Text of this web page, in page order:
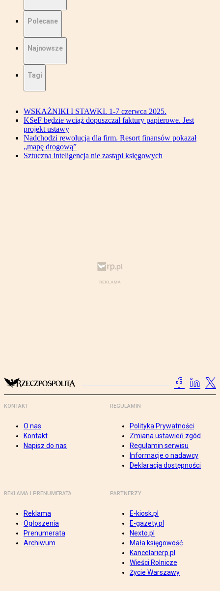
Polecane
Najnowsze
Tagi
WSKAŻNIKI I STAWKI. 1-7 czerwca 2025.
KSeF będzie wciąż dopuszczał faktury papierowe. Jest
projekt ustawy
Nadchodzi rewolucja dla firm. Resort finansów pokazał
„mapę drogową”
Sztuczna inteligencja nie zastąpi księgowych
KONTAKT
O nas
Kontakt
Napisz do nas
REGULAMIN
Polityka Prywatności
Zmiana ustawień zgód
Regulamin serwisu
Informacje o nadawcy
Deklaracja dostępności
REKLAMA I PRENUMERATA
Reklama
Ogłoszenia
Prenumerata
Archiwum
PARTNERZY
E-kiosk.pl
E-gazety.pl
Nexto.pl
Mała księgowość
Kancelarierp.pl
Wieści Rolnicze
Życie Warszawy